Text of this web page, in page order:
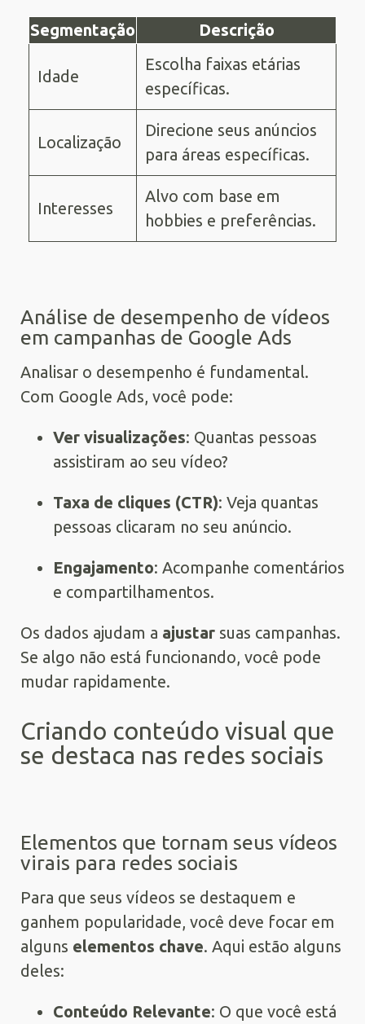
Segmentação Descrição
Idade
Escolha faixas etárias
específicas.
Localização
Direcione seus anúncios
para áreas específicas.
Interesses
Alvo com base em
hobbies e preferências.
Análise de desempenho de vídeos
em campanhas de Google Ads
Analisar o desempenho é fundamental.
Com Google Ads, você pode:
Ver visualizações: Quantas pessoas
assistiram ao seu vídeo?
Taxa de cliques (CTR): Veja quantas
pessoas clicaram no seu anúncio.
Engajamento: Acompanhe comentários
e compartilhamentos.
Os dados ajudam a ajustar suas campanhas.
Se algo não está funcionando, você pode
mudar rapidamente.
Criando conteúdo visual que
se destaca nas redes sociais
Elementos que tornam seus vídeos
virais para redes sociais
Para que seus vídeos se destaquem e
ganhem popularidade, você deve focar em
alguns elementos chave. Aqui estão alguns
deles:
Conteúdo Relevante: O que você está